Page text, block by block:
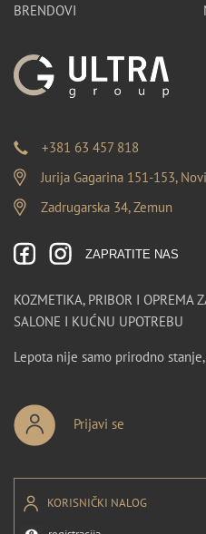
BRENDOVI
+381 63 457 818
Jurija Gagarina 151-153,
Zadrugarska 34, Zemun
ZAPRATITE NAS
KOZMETIKA, PRIBOR I OPREMA
SALONE I KUĆNU UPOTREBU
Lepota nije samo prirodno
Prijavi se
KORISNIČKI NALOG